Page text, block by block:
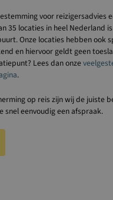
voor reizigersadvies
35 locaties in heel Nederland
Onze locaties hebben ook
en hiervoor geldt geen
Lees dan onze
.
op reis zijn wij de juiste
snel eenvoudig een afspraak.